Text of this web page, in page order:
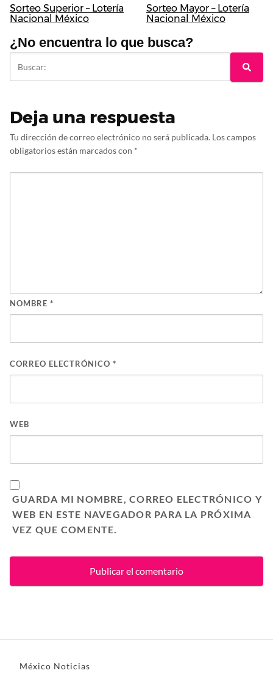
Sorteo Superior – Lotería
Nacional México
Sorteo Mayor – Lotería
Nacional México
¿No encuentra lo que busca?
Deja una respuesta
Tu dirección de correo electrónico no será publicada. Los campos
obligatorios están marcados con *
NOMBRE *
CORREO ELECTRÓNICO *
WEB
GUARDA MI NOMBRE, CORREO ELECTRÓNICO Y
WEB EN ESTE NAVEGADOR PARA LA PRÓXIMA
VEZ QUE COMENTE.
México Noticias